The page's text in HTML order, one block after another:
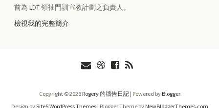
前為 LDT 領袖門訓宣教計劃之負責人。
檢視我的完整簡介
Copyright ©2026 Rogery 的禱告日記| Powered by Blogger
Design bySite5 WordPress Themes| Blogger Theme by NewBloggerThemes.com